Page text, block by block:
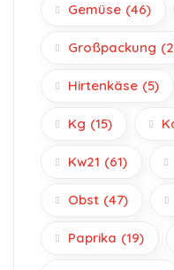
Gemüse (46)
Großpackung
Hirtenkäse (5)
Kg (15)
Kw21 (61)
Obst (47)
Paprika (19)